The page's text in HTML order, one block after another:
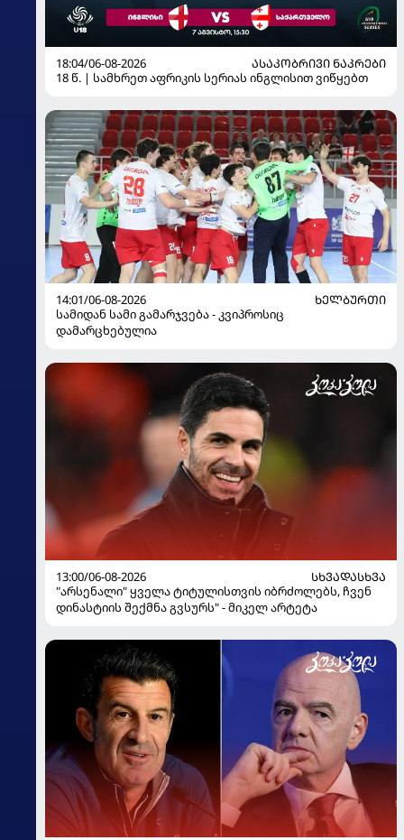
18:04/06-08-2026
ᲐᲡᲐᲙᲝᲑᲠᲘᲕᲘ ᲜᲐᲙᲠᲔᲑᲘ
18 წ. | სამხრეთ აფრიკის სერიას ინგლისით ვიწყებთ
14:01/06-08-2026
ᲮᲔᲚᲑᲣᲠᲗᲘ
სამიდან სამი გამარჯვება - კვიპროსიც
დამარცხებულია
13:00/06-08-2026
ᲡᲮᲕᲐᲓᲐᲡᲮᲕᲐ
"არსენალი" ყველა ტიტულისთვის იბრძოლებს, ჩვენ
დინასტიის შექმნა გვსურს" - მიკელ არტეტა